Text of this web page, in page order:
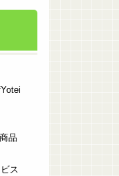
品
ス